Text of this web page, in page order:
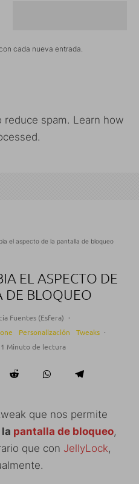
cada nueva entrada.
spam. Learn how
el aspecto de la pantalla de bloqueo
EL ASPECTO DE
DE BLOQUEO
Fuentes (Esfera) ·
Personalización Tweaks ·
1 Minuto de lectura
que nos permite
pantalla de bloqueo,
que con JellyLock,